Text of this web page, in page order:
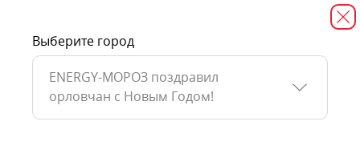
Выберите город
ENERGY-МОРОЗ поздравил
орловчан с Новым Годом!